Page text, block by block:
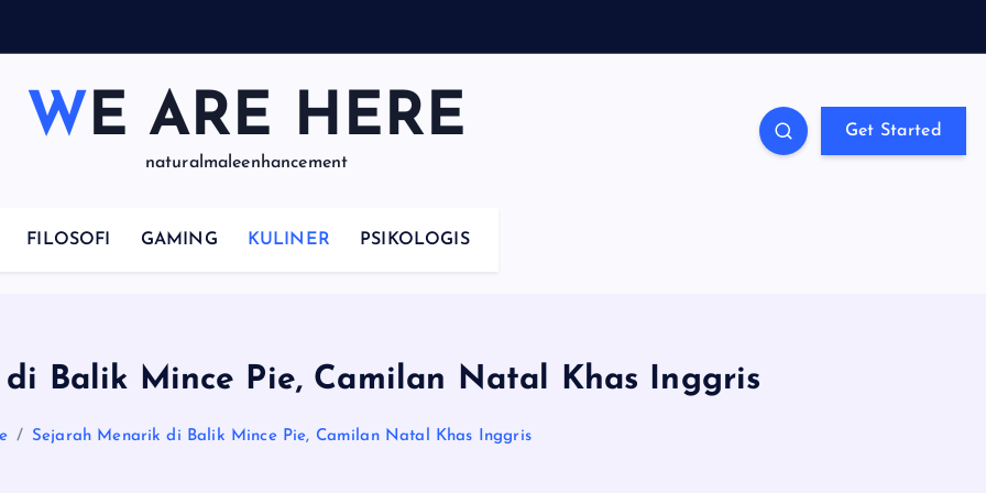
WE ARE HERE
naturalmaleenhancement
Get Started
FILOSOFI GAMING KULINER PSIKOLOGIS
Balik Mince Pie, Camilan Natal Khas Inggris
Sejarah Menarik di Balik Mince Pie, Camilan Natal Khas Inggris